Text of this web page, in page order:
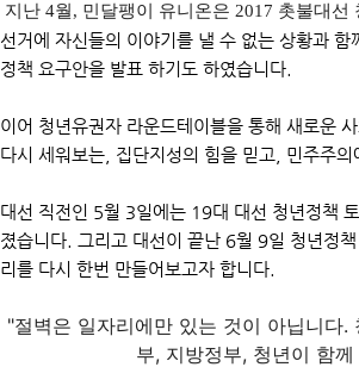
지난 4월, 민달팽이 유니온은 2017 촛불대선
선거에 자신들의 이야기를 낼 수 없는 상황과
정책 요구안을 발표 하기도 하였습니다.
이어 청년유권자 라운드테이블을 통해 새로운
다시 세워보는, 집단지성의 힘을 믿고, 민주주
대선 직전인 5월 3일에는 19대 대선 청년정책
졌습니다. 그리고 대선이 끝난 6월 9일 청년정
리를 다시 한번 만들어보고자 합니다.
"절벽은 일자리에만 있는 것이 아닙니다
부, 지방정부, 청년이 함